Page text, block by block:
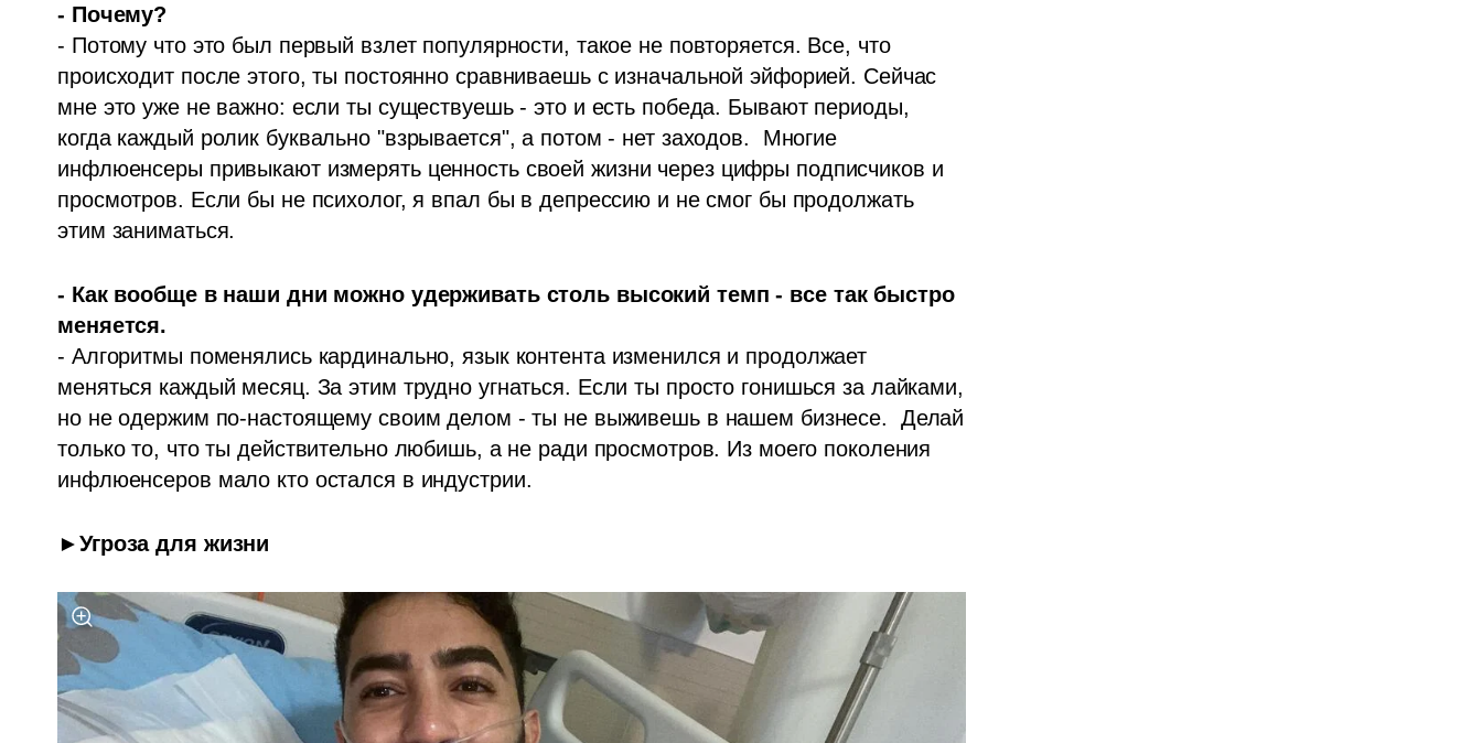
- Почему?
- Потому что это был первый взлет популярности, такое не повторяется. Все, что
происходит после этого, ты постоянно сравниваешь с изначальной эйфорией. Сейчас
мне это уже не важно: если ты существуешь - это и есть победа. Бывают периоды,
когда каждый ролик буквально "взрывается", а потом - нет заходов.  Многие
инфлюенсеры привыкают измерять ценность своей жизни через цифры подписчиков и
просмотров. Если бы не психолог, я впал бы в депрессию и не смог бы продолжать
этим заниматься.
- Как вообще в наши дни можно удерживать столь высокий темп - все так быстро
меняется.
- Алгоритмы поменялись кардинально, язык контента изменился и продолжает
меняться каждый месяц. За этим трудно угнаться. Если ты просто гонишься за лайками,
но не одержим по-настоящему своим делом - ты не выживешь в нашем бизнесе.  Делай
только то, что ты действительно любишь, а не ради просмотров. Из моего поколения
инфлюенсеров мало кто остался в индустрии.
►Угроза для жизни